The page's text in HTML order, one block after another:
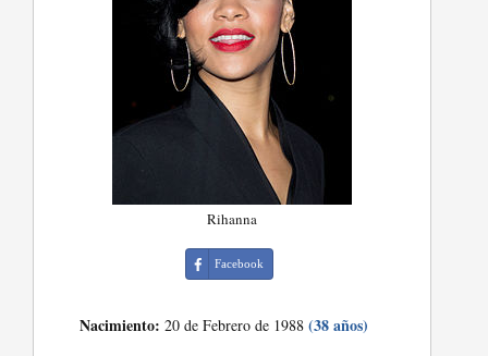
Rihanna
Facebook
Nacimiento: 20 de Febrero de 1988(38 años)